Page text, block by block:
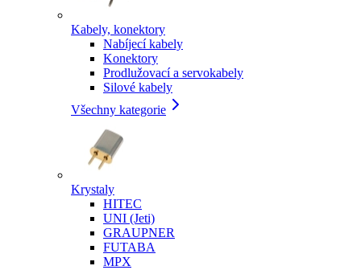
Kabely, konektory
Nabíjecí kabely
Konektory
Prodlužovací a servokabely
Silové kabely
Všechny kategorie
Krystaly
HITEC
UNI (Jeti)
GRAUPNER
FUTABA
MPX